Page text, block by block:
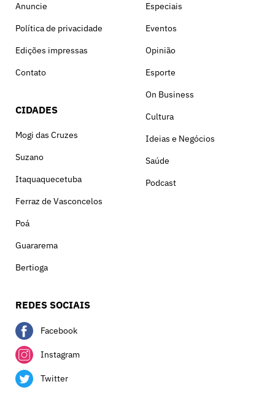
Anuncie
Política de privacidade
Edições impressas
Contato
CIDADES
Mogi das Cruzes
Suzano
Itaquaquecetuba
Ferraz de Vasconcelos
Poá
Guararema
Bertioga
Especiais
Eventos
Opinião
Esporte
On Business
Cultura
Ideias e Negócios
Saúde
Podcast
REDES SOCIAIS
Facebook
Instagram
Twitter